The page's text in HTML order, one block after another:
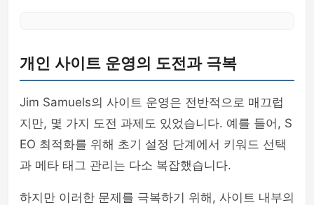
개인 사이트 운영의 도전과 극복
Jim Samuels의 사이트 운영은 전반적으로 매끄럽
지만, 몇 가지 도전 과제도 있었습니다. 예를 들어, S
EO 최적화를 위해 초기 설정 단계에서 키워드 선택
과 메타 태그 관리는 다소 복잡했습니다.
하지만 이러한 문제를 극복하기 위해, 사이트 내부의